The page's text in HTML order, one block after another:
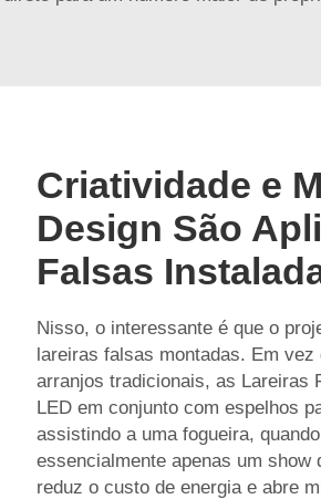
Criatividade e
Design São
Falsas
Nisso, o interessante é que o
lareiras falsas montadas. Em
arranjos tradicionais, as Lareiras
LED em conjunto com espelhos
assistindo a uma fogueira,
essencialmente apenas um
reduz o custo de energia e abre